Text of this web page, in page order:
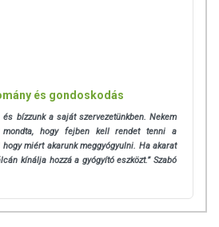
és gondoskodás
és bízzunk a saját szervezetünkben. Nekem
mondta, hogy fejben kell rendet tenni a
miért akarunk meggyógyulni. Ha akarat
kínálja hozzá a gyógyító eszközt.” Szabó